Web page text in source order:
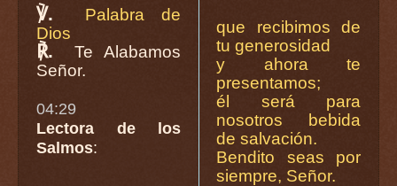
℣.
Palabra de
Dios
℟.
Te Alabamos
Señor.
04:29
Lectora de los
Salmos:
que recibimos de
tu generosidad
y ahora te
presentamos;
él será para
nosotros bebida
de salvación.
Bendito seas por
siempre, Señor.